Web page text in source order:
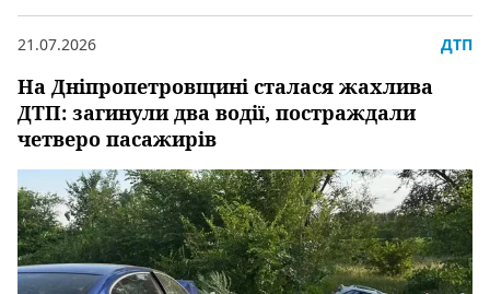
На Дніпропетровщині сталася жахлива
ДТП: загинули два водії, постраждали
четверо пасажирів
21.07.2026 ДТП